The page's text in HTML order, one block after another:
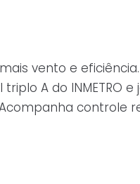
vento e
A do INMETRO
controle